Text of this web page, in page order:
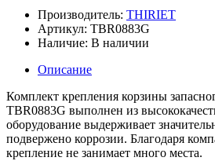
Производитель: THIRIET
Артикул: TBR0883G
Наличие: В наличии
Описание
Комплект крепления корзины
TBR0883G выполнен из
оборудование выдерживает
подвержено коррозии. Благодаря
крепление не занимает много места.